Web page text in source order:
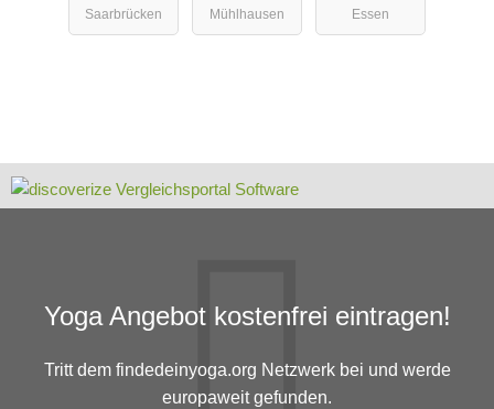
Saarbrücken
Mühlhausen Essen
Yoga Angebot kostenfrei eintragen!
Tritt dem findedeinyoga.org Netzwerk bei und werde
europaweit gefunden.